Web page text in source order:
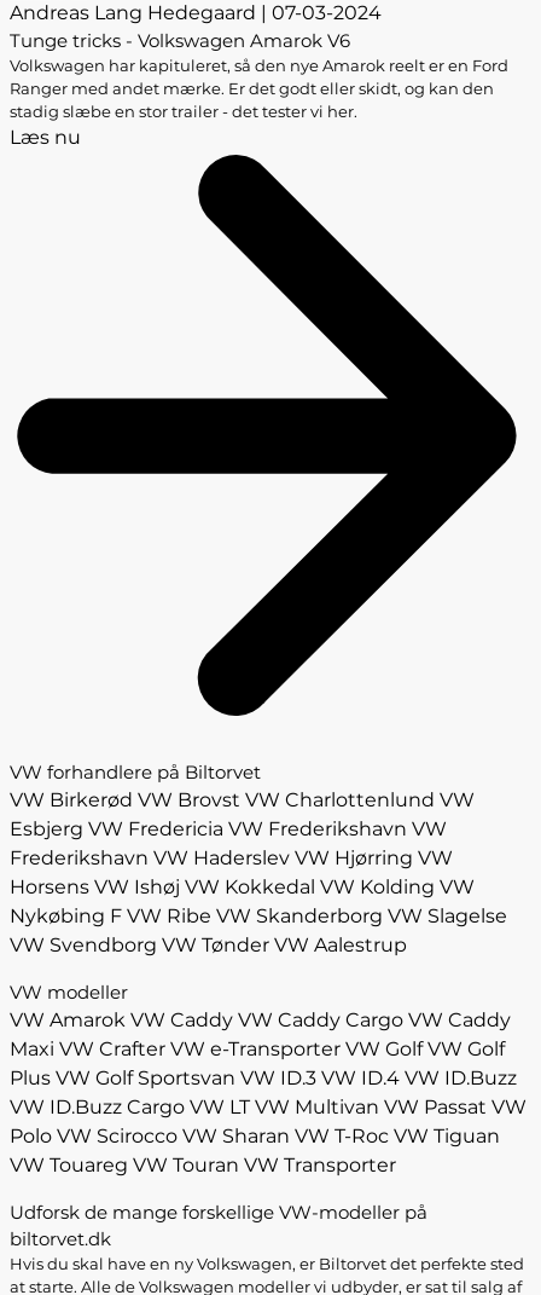
Andreas Lang Hedegaard | 07-03-2024
Tunge tricks - Volkswagen Amarok V6
Volkswagen har kapituleret, så den nye Amarok reelt er en Ford
Ranger med andet mærke. Er det godt eller skidt, og kan den
stadig slæbe en stor trailer - det tester vi her.
Læs nu
VW forhandlere på Biltorvet
VW Birkerød VW Brovst VW Charlottenlund VW
Esbjerg VW Fredericia VW Frederikshavn VW
Frederikshavn VW Haderslev VW Hjørring VW
Horsens VW Ishøj VW Kokkedal VW Kolding VW
Nykøbing F VW Ribe VW Skanderborg VW Slagelse
VW Svendborg VW Tønder VW Aalestrup
VW modeller
VW Amarok VW Caddy VW Caddy Cargo VW Caddy
Maxi VW Crafter VW e-Transporter VW Golf VW Golf
Plus VW Golf Sportsvan VW ID.3 VW ID.4 VW ID.Buzz
VW ID.Buzz Cargo VW LT VW Multivan VW Passat VW
Polo VW Scirocco VW Sharan VW T-Roc VW Tiguan
VW Touareg VW Touran VW Transporter
Udforsk de mange forskellige VW-modeller på
biltorvet.dk
Hvis du skal have en ny Volkswagen, er Biltorvet det perfekte sted
at starte. Alle de Volkswagen modeller vi udbyder, er sat til salg af